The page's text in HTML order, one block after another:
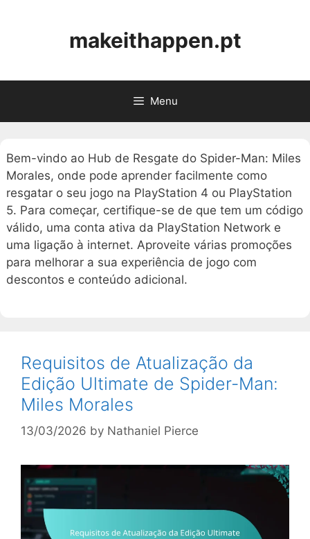
makeithappen.pt
Menu
Bem-vindo ao Hub de Resgate do Spider-Man: Miles
Morales, onde pode aprender facilmente como
resgatar o seu jogo na PlayStation 4 ou PlayStation
5. Para começar, certifique-se de que tem um código
válido, uma conta ativa da PlayStation Network e
uma ligação à internet. Aproveite várias promoções
para melhorar a sua experiência de jogo com
descontos e conteúdo adicional.
Requisitos de Atualização da
Edição Ultimate de Spider-Man:
Miles Morales
13/03/2026 by Nathaniel Pierce